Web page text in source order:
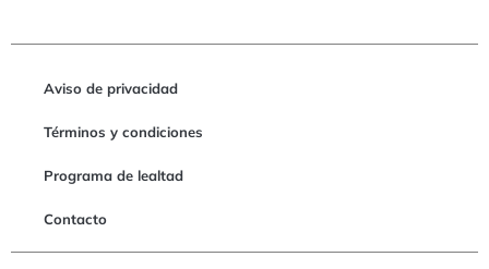
Aviso de privacidad
Términos y condiciones
Programa de lealtad
Contacto